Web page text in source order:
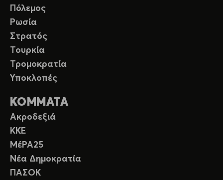
Πόλεμος
Ρωσία
Στρατός
Τουρκία
Τρομοκρατία
Υποκλοπές
ΚΟΜΜΑΤΑ
Ακροδεξιά
ΚΚΕ
ΜέΡΑ25
Νέα Δημοκρατία
ΠΑΣΟΚ